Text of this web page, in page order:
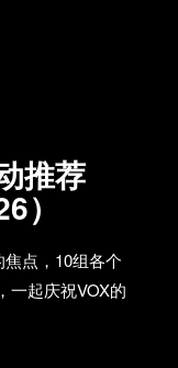
推荐
）
点，10组各个
一起庆祝VOX的